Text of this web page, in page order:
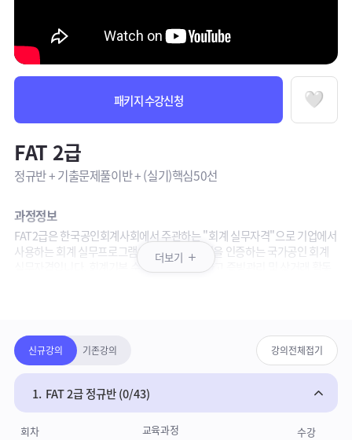
더보기
패키지 수강신청 찜
FAT 2급
정규반 + 기출문제풀이반 + (실기)핵심50선
과정정보
FAT2급은 한국공인회계사회에서 주관하는 "회계 실무자격"으로 기업에서
사용하는 회계 실무프로그램의 회계 처리 능력을 인증하는 국가공인 회계
실무자격입니다. 회계기본 순환 과정을 이해하고 증빙관리 및 상거래 활동
강의안내
· 정규반: 기본서를 토대로한 이론+실무 강의
· 기출문제풀이반: 기출문제 문항해설과 실전연습
· FAT실기 핵심50선: AT 실기에 취약한 학습자를 위하여 제작된 더존실기
시험 주요 출제 유형 풀이(학습자료 제공)
강의보기목록
신규강의 기존강의 강의전체접기
1. FAT 2급 정규반 (0/43)
회차 교육과정 수강